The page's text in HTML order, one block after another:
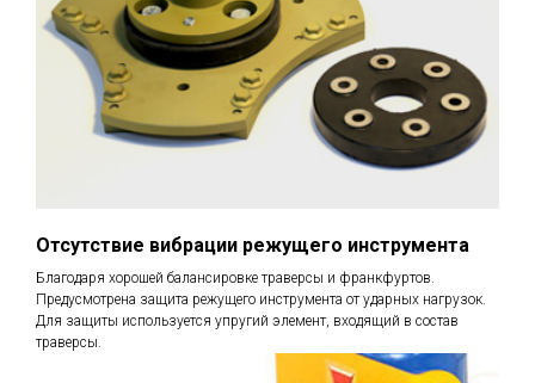
Отсутствие вибрации режущего инструмента
Благодаря хорошей балансировке траверсы и франкфуртов.
Предусмотрена защита режущего инструмента от ударных нагрузок.
Для защиты используется упругий элемент, входящий в состав
траверсы.